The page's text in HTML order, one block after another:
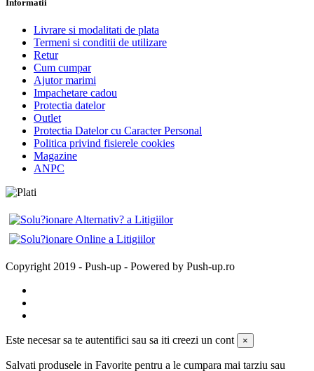
Informatii
Livrare si modalitati de plata
Termeni si conditii de utilizare
Retur
Cum cumpar
Ajutor marimi
Impachetare cadou
Protectia datelor
Outlet
Protectia Datelor cu Caracter Personal
Politica privind fisierele cookies
Magazine
ANPC
Copyright 2019 - Push-up - Powered by Push-up.ro
Este necesar sa te autentifici sau sa iti creezi un cont ×
Salvati produsele in Favorite pentru a le cumpara mai tarziu sau